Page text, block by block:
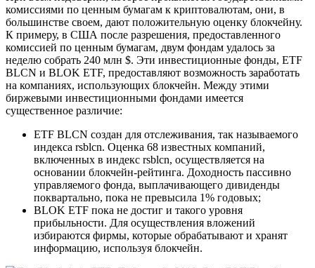
комиссиями по ценным бумагам к криптовалютам, они, в
большинстве своем, дают положительную оценку блокчейну.
К примеру, в США после разрешения, предоставленного
комиссией по ценным бумагам, двум фондам удалось за
неделю собрать 240 млн $. Эти инвестиционные фонды, ETF
BLCN и BLOK ETF, предоставляют возможность заработать
на компаниях, использующих блокчейн. Между этими
биржевыми инвестиционными фондами имеется
существенное различие:
ETF BLCN создан для отслеживания, так называемого
индекса rsblcn. Оценка 68 известных компаний,
включенных в индекс rsblcn, осуществляется на
основании блокчейн-рейтинга. Доходность пассивно
управляемого фонда, выплачивающего дивиденды
поквартально, пока не превысила 1% годовых;
BLOK ETF пока не достиг и такого уровня
прибыльности. Для осуществления вложений
избираются фирмы, которые обрабатывают и хранят
информацию, используя блокчейн.